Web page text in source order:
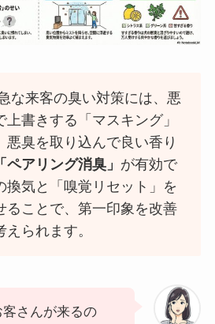
な来客の臭い対策には、悪
上書きする「マスキング」
悪臭を取り込んで良い香り
「ペアリング消臭」 が有効で
換気と「嗅覚リセット」を
ることで、第一印象を改善
られます。
客さんが来るの